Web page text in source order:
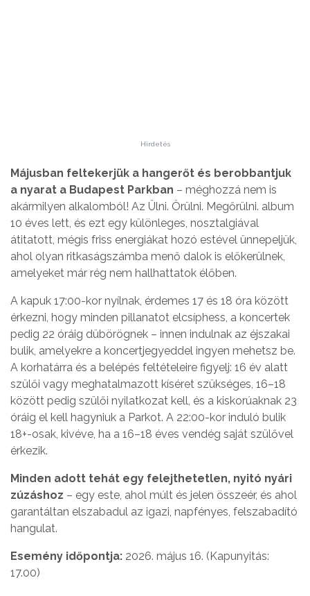
Hirdetés
Májusban feltekerjük a hangerőt és berobbantjuk
a nyarat a Budapest Parkban – méghozzá nem is
akármilyen alkalomból! Az Ülni. Örülni. Megőrülni. album
10 éves lett, és ezt egy különleges, nosztalgiával
átitatott, mégis friss energiákat hozó estével ünnepeljük,
ahol olyan ritkaságszámba menő dalok is előkerülnek,
amelyeket már rég nem hallhattatok élőben.
A kapuk 17:00-kor nyílnak, érdemes 17 és 18 óra között
érkezni, hogy minden pillanatot elcsíphess, a koncertek
pedig 22 óráig dübörögnek – innen indulnak az éjszakai
bulik, amelyekre a koncertjegyeddel ingyen mehetsz be.
A korhatárra és a belépés feltételeire figyelj: 16 év alatt
szülői vagy meghatalmazott kíséret szükséges, 16–18
között pedig szülői nyilatkozat kell, és a kiskorúaknak 23
óráig el kell hagyniuk a Parkot. A 22:00-kor induló bulik
18+-osak, kivéve, ha a 16–18 éves vendég saját szülővel
érkezik.
Minden adott tehát egy felejthetetlen, nyitó nyári
zúzáshoz – egy este, ahol múlt és jelen összeér, és ahol
garantáltan elszabadul az igazi, napfényes, felszabadító
hangulat.
Esemény időpontja: 2026. május 16. (Kapunyitás:
17.00)